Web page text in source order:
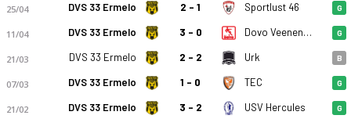
SV DVS 33 Ermelo - VV Sparta Nijkerk 2-2 bitti. Gol anları,
25/04 DVS 33 Ermelo 2 - 1 Sportlust 46 G
11/04 DVS 33 Ermelo 3 - 0 Dovo Veenendaal G
21/03 DVS 33 Ermelo 2 - 2 Urk B
07/03 DVS 33 Ermelo 1 - 0 TEC G
21/02 DVS 33 Ermelo 3 - 2 USV Hercules G